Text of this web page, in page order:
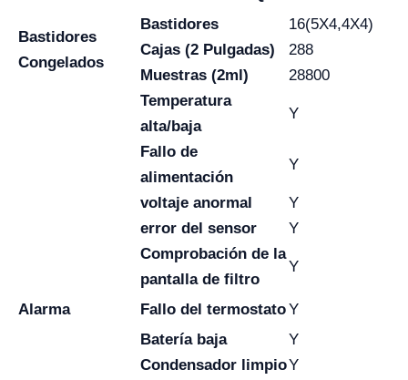
Bastidores
Congelados
Bastidores
16(5X4,4X4)
Cajas (2 Pulgadas)
288
Muestras (2ml)
28800
Alarma
Temperatura
alta/baja
Y
Fallo de
alimentación
Y
voltaje anormal
Y
error del sensor
Y
Comprobación de la
pantalla de filtro
Y
Fallo del termostatoY
Batería baja
Y
Condensador limpioY